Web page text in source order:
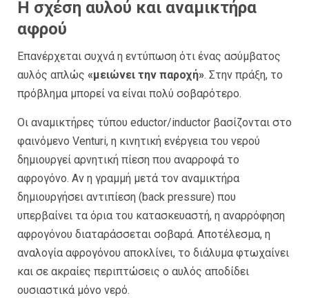
Η σχέση αυλού και αναμικτήρα
αφρού
Επανέρχεται συχνά η εντύπωση ότι ένας ασύμβατος
αυλός απλώς «μειώνει την παροχή». Στην πράξη, το
πρόβλημα μπορεί να είναι πολύ σοβαρότερο.
Οι αναμικτήρες τύπου eductor/inductor βασίζονται στο
φαινόμενο Venturi, η κινητική ενέργεια του νερού
δημιουργεί αρνητική πίεση που αναρροφά το
αφρογόνο. Αν η γραμμή μετά τον αναμικτήρα
δημιουργήσει αντιπίεση (back pressure) που
υπερβαίνει τα όρια του κατασκευαστή, η αναρρόφηση
αφρογόνου διαταράσσεται σοβαρά. Αποτέλεσμα, η
αναλογία αφρογόνου αποκλίνει, το διάλυμα φτωχαίνει
και σε ακραίες περιπτώσεις ο αυλός αποδίδει
ουσιαστικά μόνο νερό.